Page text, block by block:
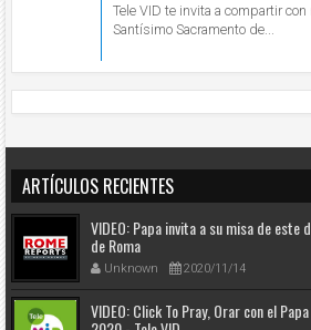
Tele VID te invita a compartir
Santísimo Sacramento de...
ARTÍCULOS RECIENTES
VIDEO: Papa invita a su misa de este
de Roma
Unknown 2020/11/14
VIDEO: Click To Pray, Orar con el